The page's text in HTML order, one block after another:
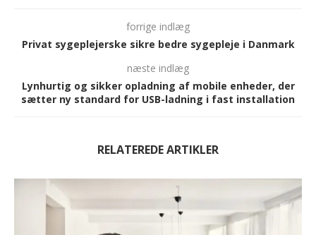
forrige indlæg
Privat sygeplejerske sikre bedre sygepleje i Danmark
næste indlæg
Lynhurtig og sikker opladning af mobile enheder, der
sætter ny standard for USB-ladning i fast installation
RELATEREDE ARTIKLER